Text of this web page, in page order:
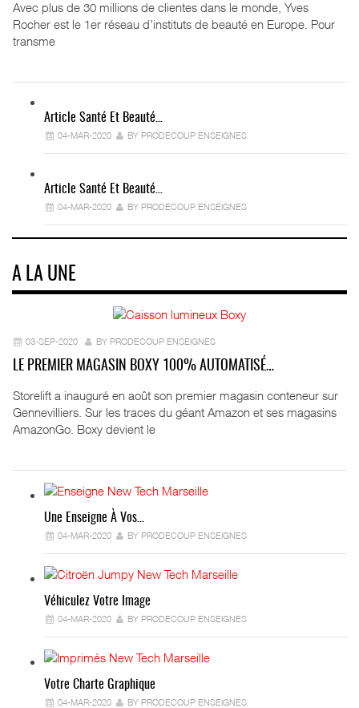
Avec plus de 30 millions de clientes dans le monde, Yves
Rocher est le 1er réseau d’instituts de beauté en Europe. Pour
transme
Article Santé Et Beauté…
04-MAR-2020 BY PRODECOUP ENSEIGNES
Article Santé Et Beauté…
04-MAR-2020 BY PRODECOUP ENSEIGNES
A LA UNE
03-SEP-2020 BY PRODECOUP ENSEIGNES
LE PREMIER MAGASIN BOXY 100% AUTOMATISÉ…
Storelift a inauguré en août son premier magasin conteneur sur
Gennevilliers. Sur les traces du géant Amazon et ses magasins
AmazonGo. Boxy devient le
Une Enseigne À Vos…
04-MAR-2020 BY PRODECOUP ENSEIGNES
Véhiculez Votre Image
04-MAR-2020 BY PRODECOUP ENSEIGNES
Votre Charte Graphique
04-MAR-2020 BY PRODECOUP ENSEIGNES